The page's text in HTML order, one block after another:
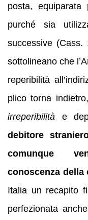
posta,
purché sia
successive (Cass.
sottolineano che
reperibilità
plico torna
irreperibilità e
debitore
comunque
conoscenza della
Italia un recapito
perfezionata